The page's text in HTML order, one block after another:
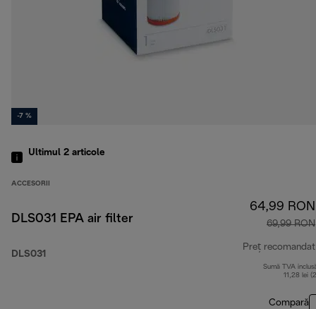
-7 %
Ultimul 2 articole
ACCESORII
DLS031 EPA air filter
DLS031
64,99 RON
69,99 RON
Preț recomandat
Sumă TVA
11,28 lei
Compară